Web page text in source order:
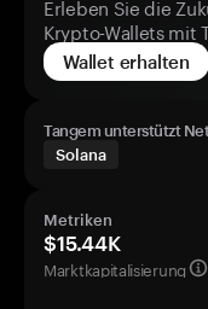
Erleben Sie die
Krypto-Wallets mit
Wallet erhalten
Tangem unterstützt
Solana
Metriken
$15.44K
Marktkapitalisierung